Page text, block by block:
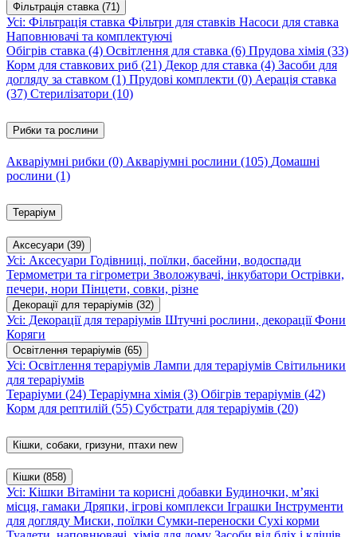
Фільтрація ставка (71)
Усі: Фільтрація ставка Фільтри для ставків Насоси для ставка
Наповнювачі та комплектуючі
Обігрів ставка (4) Освітлення для ставка (6) Прудова хімія (33)
Корм для ставкових риб (21) Декор для ставка (4) Засоби для
догляду за ставком (1) Прудові комплекти (0) Аерація ставка
(37) Стерилізатори (10)
Рибки та рослини
Акваріумні рибки (0) Акваріумні рослини (105) Домашні
рослини (1)
Тераріум
Аксесуари (39)
Усі: Аксесуари Годівниці, поїлки, басейни, водоспади
Термометри та гігрометри Зволожувачі, інкубатори Острівки,
печери, нори Пінцети, совки, різне
Декорації для тераріумів (32)
Усі: Декорації для тераріумів Штучні рослини, декораціїФони
Коряги
Освітлення тераріумів (65)
Усі: Освітлення тераріумів Лампи для тераріумів Світильники
для тераріумів
Тераріуми (24) Тераріумна хімія (3) Обігрів тераріумів (42)
Корм для рептилій (55) Субстрати для тераріумів (20)
Кішки, собаки, гризуни, птахи new
Кішки (858)
Усі: Кішки Вітаміни та корисні добавки Будиночки, м’які
місця, гамаки Дряпки, ігрові комплекси Іграшки Інструменти
для догляду Миски, поїлки Сумки-переноски Сухі корми